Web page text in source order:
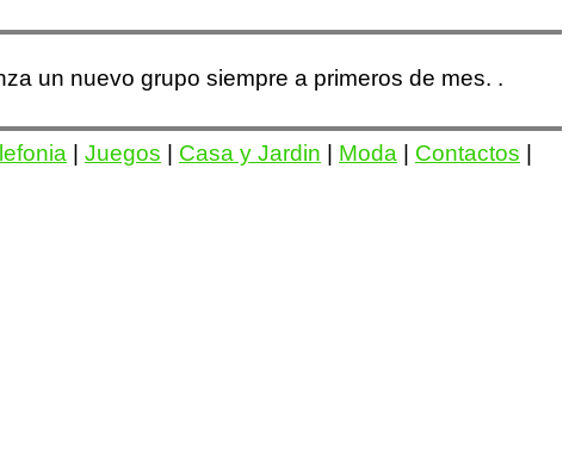
un nuevo grupo siempre a primeros de mes. .
Juegos Casa y Jardin Moda Contactos